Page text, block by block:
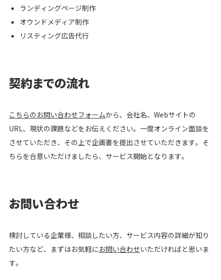
ランディングページ制作
オウンドメディア制作
リスティング広告代行
契約までの流れ
こちらのお問い合わせフォームから、会社名、Webサイトの
URL、現状の課題などをお伝えください。一度オンライン面談を
させていただき、その上で企画書を提出させていただきます。そ
ちらを合意いただけましたら、サービス開始となります。
お問い合わせ
検討している企業様、相談したい方、サービス内容の詳細が知り
たい方など、まずはお気軽にお問い合わせいただければと思いま
す。